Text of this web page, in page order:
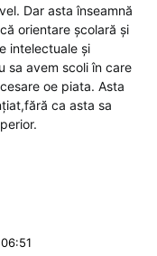
Dar asta înseamnă
orientare școlară și
intelectuale și
sa avem scoli în care
oe piata. Asta
ca asta sa